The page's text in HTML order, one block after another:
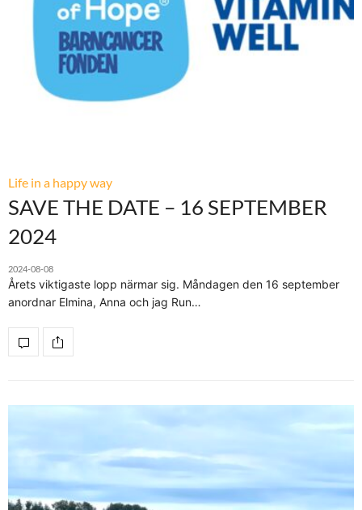
Life in a happy way
SAVE THE DATE – 16 SEPTEMBER
2024
2024-08-08
Årets viktigaste lopp närmar sig. Måndagen den 16 september
anordnar Elmina, Anna och jag Run…